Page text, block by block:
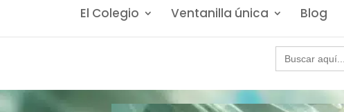
El Colegio Ventanilla única Blog
Buscar: